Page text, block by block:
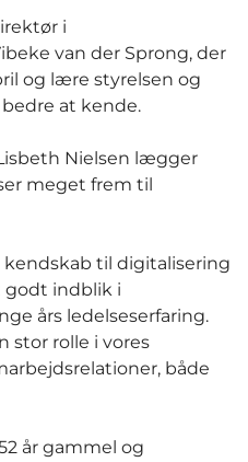
i
van der Sprong, der
og lære styrelsen og
at kende.
Nielsen lægger
meget frem til
til digitalisering
godt indblik i
års ledelseserfaring.
stor rolle i vores
både
år gammel og